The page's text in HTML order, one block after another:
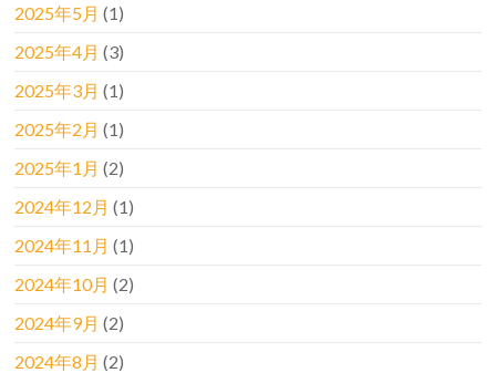
2025年5月 (1)
2025年4月 (3)
2025年3月 (1)
2025年2月 (1)
2025年1月 (2)
2024年12月 (1)
2024年11月 (1)
2024年10月 (2)
2024年9月 (2)
2024年8月 (2)